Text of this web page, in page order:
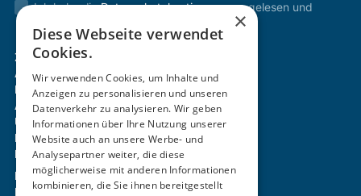
Ich habe dieDatenschutzbestimmungengelesen und
Zertifizierung & Verifikation
Akademie
Mitgliedschaft
Aktivitäten
Über uns
Login
Kontakt
Impressum
Datenschutz
×
Diese Webseite verwendet
Cookies.
Wir verwenden Cookies, um Inhalte und
Anzeigen zu personalisieren und unseren
Datenverkehr zu analysieren. Wir geben
Informationen über Ihre Nutzung unserer
Website auch an unsere Werbe- und
Analysepartner weiter, die diese
möglicherweise mit anderen Informationen
kombinieren, die Sie ihnen bereitgestellt